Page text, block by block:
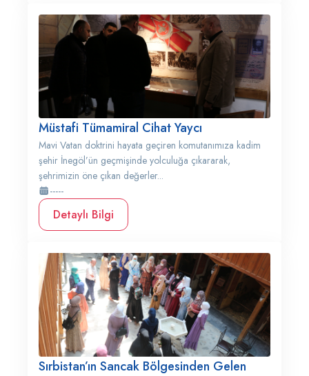
Müstafi Tümamiral Cihat Yaycı
Mavi Vatan doktrini hayata geçiren komutanımıza kadim
şehir İnegöl’ün geçmişinde yolculuğa çıkararak,
şehrimizin öne çıkan değerler...
-----
Detaylı Bilgi
Sırbistan’ın Sancak Bölgesinden Gelen